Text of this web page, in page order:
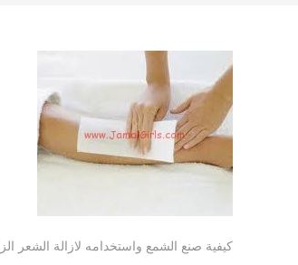
كيفية صنع الشمع واستخدامه لازالة الشعر